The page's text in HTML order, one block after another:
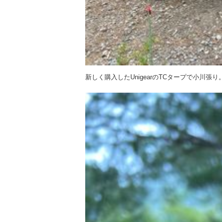
新しく購入したUnigearのTCタープで小川張り